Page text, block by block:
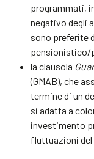
programmati,
negativo degli
sono preferite
pensionistico/
la clausola
(GMAB), che
termine di un
si adatta a
investimento
fluttuazioni